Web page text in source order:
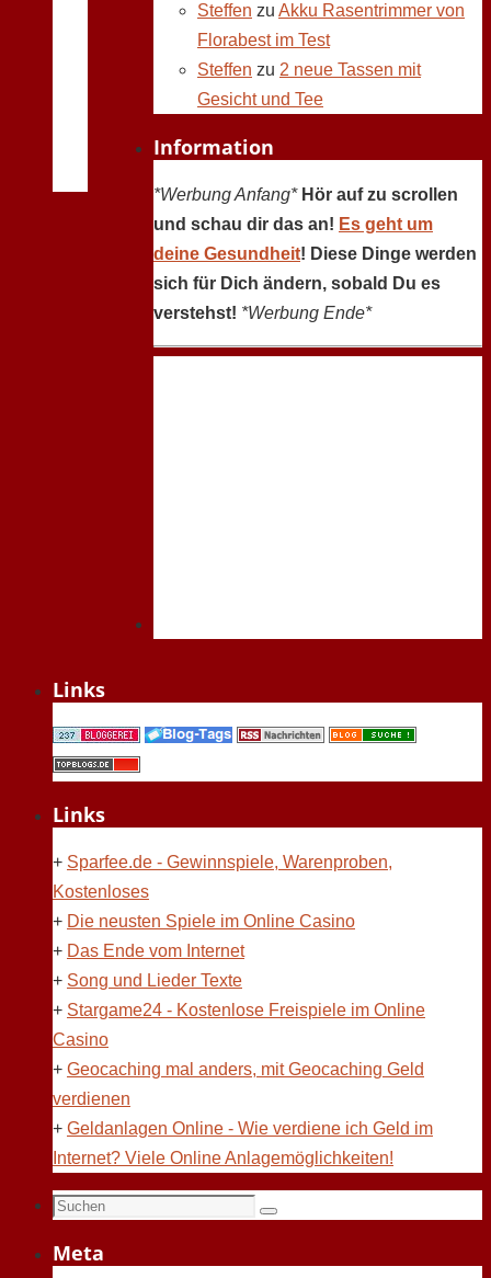
Steffen zu Akku Rasentrimmer von
Florabest im Test
Steffen zu 2 neue Tassen mit
Gesicht und Tee
Information
*Werbung Anfang* Hör auf zu scrollen
und schau dir das an! Es geht um
deine Gesundheit! Diese Dinge werden
sich für Dich ändern, sobald Du es
verstehst! *Werbung Ende*
Links
Links
+ Sparfee.de - Gewinnspiele, Warenproben,
Kostenloses
+ Die neusten Spiele im Online Casino
+ Das Ende vom Internet
+ Song und Lieder Texte
+ Stargame24 - Kostenlose Freispiele im Online
Casino
+ Geocaching mal anders, mit Geocaching Geld
verdienen
+ Geldanlagen Online - Wie verdiene ich Geld im
Internet? Viele Online Anlagemöglichkeiten!
Suchen
Suchen
Meta